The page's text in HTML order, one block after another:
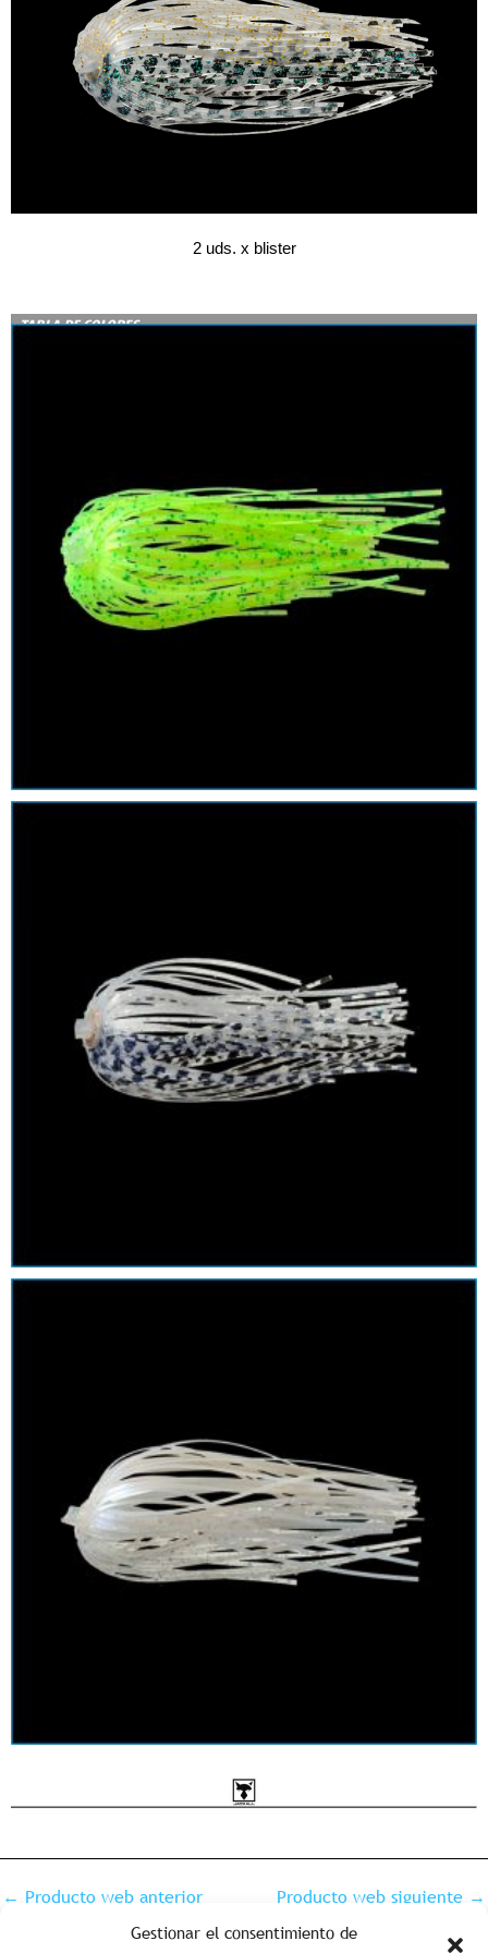
Gestionar el consentimiento de
2 uds. x blister
← Producto web anterior Producto web siguiente →